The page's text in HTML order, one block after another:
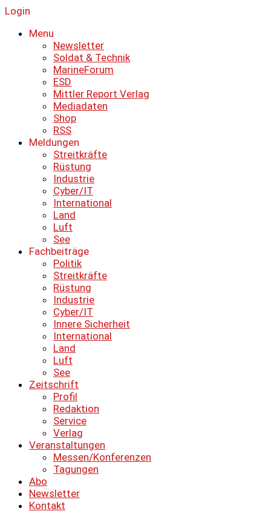
Login
Menu
Newsletter
Soldat & Technik
MarineForum
ESD
Mittler Report Verlag
Mediadaten
Shop
RSS
Meldungen
Streitkräfte
Rüstung
Industrie
Cyber/IT
International
Land
Luft
See
Fachbeiträge
Politik
Streitkräfte
Rüstung
Industrie
Cyber/IT
Innere Sicherheit
International
Land
Luft
See
Zeitschrift
Profil
Redaktion
Service
Verlag
Veranstaltungen
Messen/Konferenzen
Tagungen
Abo
Newsletter
Kontakt